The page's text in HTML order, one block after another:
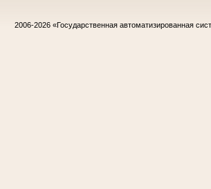
2006-2026 «Государственная автоматизированная